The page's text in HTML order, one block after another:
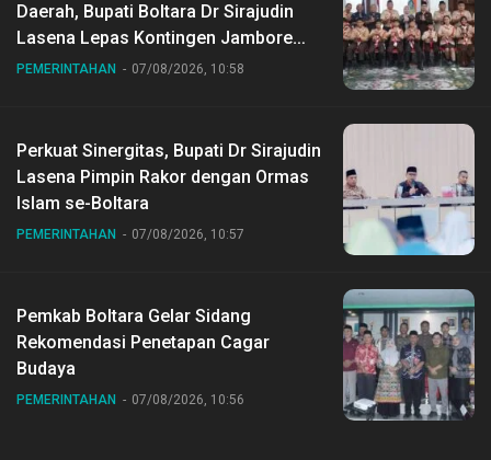
Daerah, Bupati Boltara Dr Sirajudin
Lasena Lepas Kontingen Jambore
Nasional ke XII di Buperta Cibubur
PEMERINTAHAN 07/08/2026, 10:58
Perkuat Sinergitas, Bupati Dr Sirajudin
Lasena Pimpin Rakor dengan Ormas
Islam se-Boltara
PEMERINTAHAN 07/08/2026, 10:57
Pemkab Boltara Gelar Sidang
Rekomendasi Penetapan Cagar
Budaya
PEMERINTAHAN 07/08/2026, 10:56